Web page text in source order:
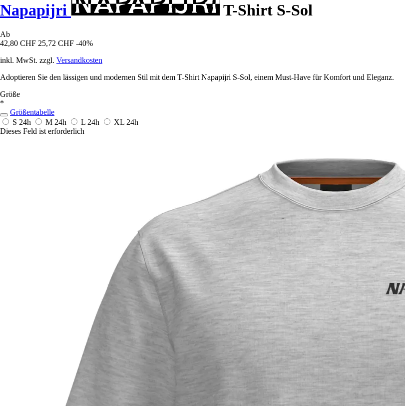
Napapijri T-Shirt S-Sol
Ab
42,80 CHF 25,72 CHF -40%
inkl. MwSt. zzgl. Versandkosten
Adoptieren Sie den lässigen und modernen Stil mit dem T-Shirt Napapijri S-Sol, einem Must-Have für Komfort und Eleganz.
Größe
*
Größentabelle
S 24h M 24h L 24h XL 24h
Dieses Feld ist erforderlich